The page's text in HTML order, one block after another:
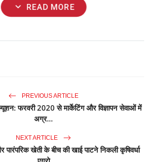
expand_more READ MORE
PREVIOUS ARTICLE
फरवरी 2020 से मार्केटिंग और विज्ञापन सेवाओं में
अग्र...
NEXT ARTICLE
खेती के बीच की खाई पाटने निकली कृषिवर्धा